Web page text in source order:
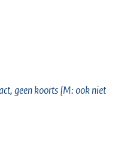
geen koorts [M: ook niet